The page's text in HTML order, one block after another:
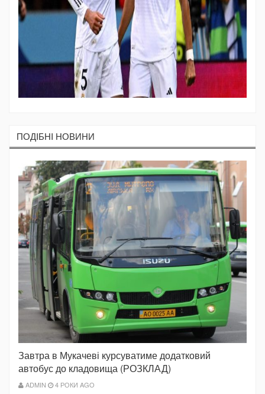
ПОДIБНI НОВИНИ
Завтра в Мукачеві курсуватиме додатковий
автобус до кладовища (РОЗКЛАД)
ADMIN 4 РОКИ AGO